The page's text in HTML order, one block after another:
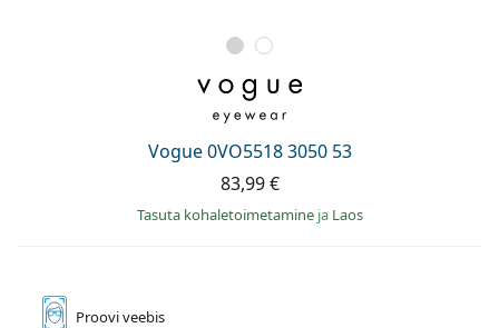
Vogue 0VO5518 3050 53
83,99 €
Tasuta kohaletoimetamine ja Laos
Prooviveebis